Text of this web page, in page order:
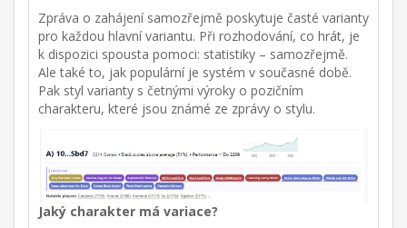
Zpráva o zahájení samozřejmě poskytuje časté varianty
pro každou hlavní variantu. Při rozhodování, co hrát, je
k dispozici spousta pomoci: statistiky – samozřejmě.
Ale také to, jak populární je systém v současné době.
Pak styl varianty s četnými výroky o pozičním
charakteru, které jsou známé ze zprávy o stylu.
Jaký charakter má variace?